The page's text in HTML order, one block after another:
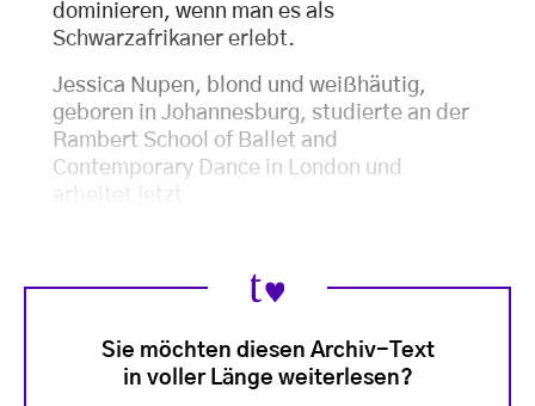
dominieren, wenn man es als
Schwarzafrikaner erlebt.
Jessica Nupen, blond und weißhäutig,
geboren in Johannesburg, studierte an der
Rambert School of Ballet and
Contemporary Dance in London und
arbeitet jetzt
Sie möchten diesen Archiv-Text
in voller Länge weiterlesen?